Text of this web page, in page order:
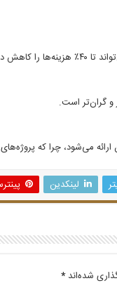
دهد.
و گران‌تر است.
می‌شود، چرا که
لینکدین
شده‌اند*